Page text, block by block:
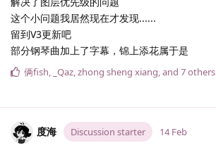
这个小问题我居然现在才发现......
留到V3更新吧
部分钢琴曲加上了字幕，锦上添花属于是
俩fish, _Qaz,zhong sheng xiang, and 7others
度海 Discussion starter 14 Feb